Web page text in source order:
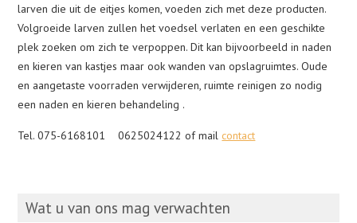
larven die uit de eitjes komen, voeden zich met deze producten.
Volgroeide larven zullen het voedsel verlaten en een geschikte
plek zoeken om zich te verpoppen. Dit kan bijvoorbeeld in naden
en kieren van kastjes maar ook wanden van opslagruimtes. Oude
en aangetaste voorraden verwijderen, ruimte reinigen zo nodig
een naden en kieren behandeling .
Tel. 075-6168101 0625024122 of mailcontact
Wat u van ons mag verwachten